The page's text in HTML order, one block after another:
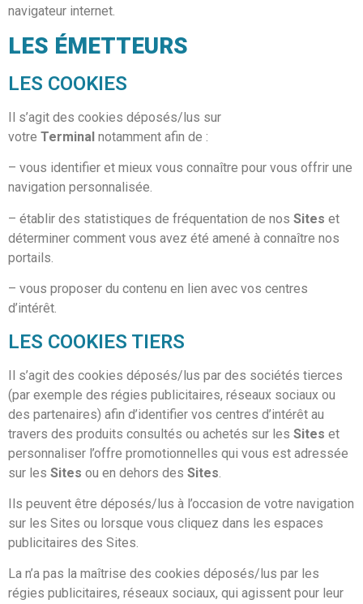
navigateur internet.
LES ÉMETTEURS
LES COOKIES
Il s’agit des cookies déposés/lus sur
votre Terminal notamment afin de :
– vous identifier et mieux vous connaître pour vous offrir une
navigation personnalisée.
– établir des statistiques de fréquentation de nos Sites et
déterminer comment vous avez été amené à connaître nos
portails.
– vous proposer du contenu en lien avec vos centres
d’intérêt.
LES COOKIES TIERS
Il s’agit des cookies déposés/lus par des sociétés tierces
(par exemple des régies publicitaires, réseaux sociaux ou
des partenaires) afin d’identifier vos centres d’intérêt au
travers des produits consultés ou achetés sur les Sites et
personnaliser l’offre promotionnelles qui vous est adressée
sur les Sites ou en dehors des Sites
Ils peuvent être déposés/lus à l’occasion de votre navigation
sur les Sites ou lorsque vous cliquez dans les espaces
publicitaires des Sites.
La n’a pas la maîtrise des cookies déposés/lus par les
régies publicitaires, réseaux sociaux, qui agissent pour leur